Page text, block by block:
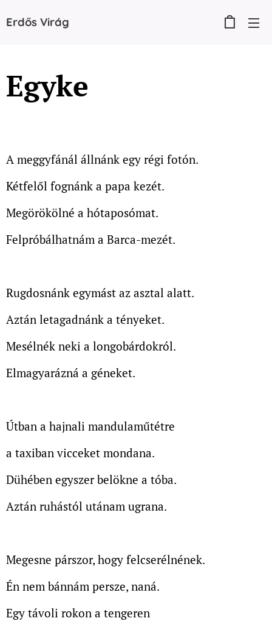
Erdős Virág
Egyke
A meggyfánál állnánk egy régi fotón.
Kétfelől fognánk a papa kezét.
Megörökölné a hótaposómat.
Felpróbálhatnám a Barca-mezét.
Rugdosnánk egymást az asztal alatt.
Aztán letagadnánk a tényeket.
Mesélnék neki a longobárdokról.
Elmagyarázná a géneket.
Útban a hajnali mandulaműtétre
a taxiban vicceket mondana.
Dühében egyszer belökne a tóba.
Aztán ruhástól utánam ugrana.
Megesne párszor, hogy felcserélnének.
Én nem bánnám persze, naná.
Egy távoli rokon a tengeren